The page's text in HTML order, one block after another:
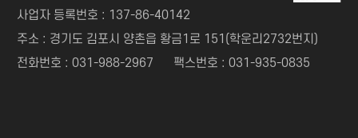
사업자 등록번호 : 137-86-40142
주소 : 경기도 김포시 양촌읍 황금1로 151(학운리2732번지)
전화번호 : 031-988-2967
팩스번호 : 031-935-0835